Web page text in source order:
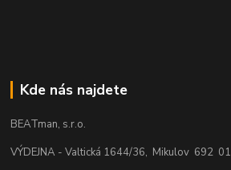
Kde nás najdete
BEATman, s.r.o.
VÝDEJNA - Valtická 1644/36, Mikulov 692 01